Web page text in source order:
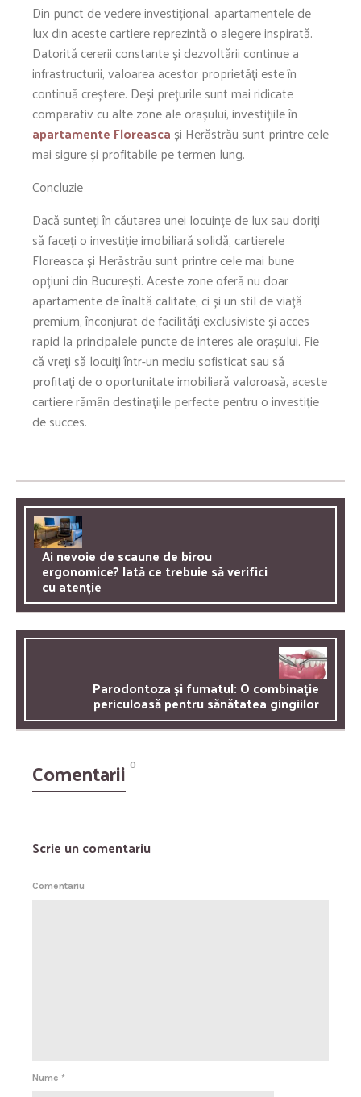
Din punct de vedere investițional, apartamentele de
lux din aceste cartiere reprezintă o alegere inspirată.
Datorită cererii constante și dezvoltării continue a
infrastructurii, valoarea acestor proprietăți este în
continuă creștere. Deși prețurile sunt mai ridicate
comparativ cu alte zone ale orașului, investițiile în
apartamente Floreascași Herăstrău sunt printre cele
mai sigure și profitabile pe termen lung.
Concluzie
Dacă sunteți în căutarea unei locuințe de lux sau doriți
să faceți o investiție imobiliară solidă, cartierele
Floreasca și Herăstrău sunt printre cele mai bune
opțiuni din București. Aceste zone oferă nu doar
apartamente de înaltă calitate, ci și un stil de viață
premium, înconjurat de facilități exclusiviste și acces
rapid la principalele puncte de interes ale orașului. Fie
că vreți să locuiți într-un mediu sofisticat sau să
profitați de o oportunitate imobiliară valoroasă, aceste
cartiere rămân destinațiile perfecte pentru o investiție
de succes.
Ai nevoie de scaune de birou
ergonomice? Iată ce trebuie să verifici
cu atenție
Parodontoza și fumatul: O combinație
periculoasă pentru sănătatea gingiilor
Comentarii 0
Scrie un comentariu
Comentariu
Nume *